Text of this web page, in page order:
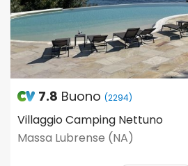
7.8 Buono (2294)
Villaggio Camping Nettuno
Massa Lubrense (NA)